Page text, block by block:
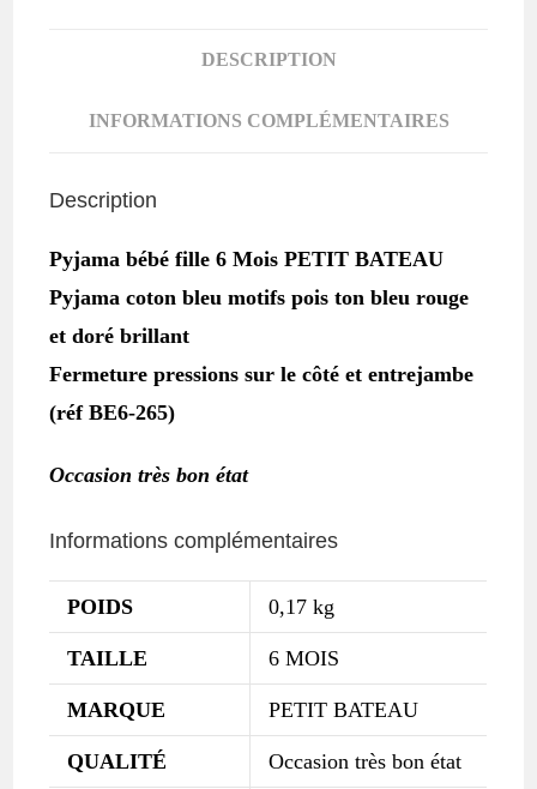
DESCRIPTION
INFORMATIONS COMPLÉMENTAIRES
Description
Pyjama bébé fille 6 Mois PETIT BATEAU
Pyjama coton bleu motifs pois ton bleu rouge
et doré brillant
Fermeture pressions sur le côté et entrejambe
(réf BE6-265)
Occasion très bon état
Informations complémentaires
POIDS 0,17 kg
TAILLE 6 MOIS
MARQUE PETIT BATEAU
QUALITÉ Occasion très bon état